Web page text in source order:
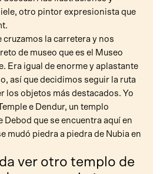
otro pintor expresionista que
cruzamos la carretera y nos
de museo que es el Museo
Era igual de enorme y aplastante
así que decidimos seguir la ruta
los objetos más destacados. Yo
e Dendur, un templo
Debod que se encuentra aquí en
mudó piedra a piedra de Nubia en
ver otro templo de